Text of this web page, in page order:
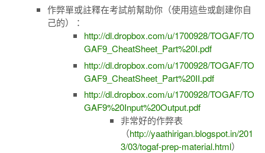
作弊單或註釋在考試前幫助你（使用這些或創建你自
己的）：
http://dl.dropbox.com/u/1700928/TOGAF/TO
GAF9_CheatSheet_Part%20I.pdf
http://dl.dropbox.com/u/1700928/TOGAF/TO
GAF9_CheatSheet_Part%20II.pdf
http://dl.dropbox.com/u/1700928/TOGAF/TO
GAF9%20Input%20Output.pdf
非常好的作弊表
（http://yaathirigan.blogspot.in/201
3/03/togaf-prep-material.html）